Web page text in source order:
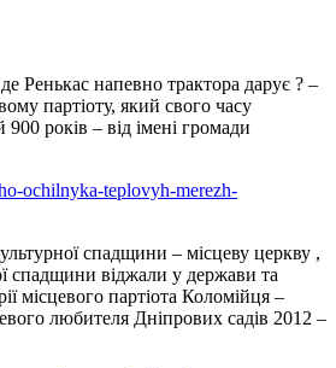
Ренькас напевно трактора дарує ? –
партіоту, який свого часу
років – від імені громади
ochilnyka-teplovyh-merezh-
спадщини – місцеву церкву ,
спадщини віджали у держави та
місцевого партіота Коломійця –
любителя Дніпрових садів 2012 –